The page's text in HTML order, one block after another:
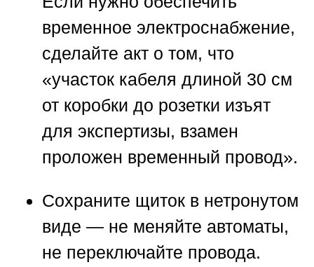
временное электроснабжение,
сделайте акт о том, что
«участок кабеля длиной 30 см
от коробки до розетки изъят
для экспертизы, взамен
проложен временный провод».
Сохраните щиток в нетронутом
виде — не меняйте автоматы,
не переключайте провода.